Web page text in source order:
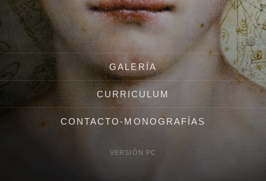
GALERÍA
CURRICULUM
CONTACTO-MONOGRAFÍAS
VERSIÓN PC